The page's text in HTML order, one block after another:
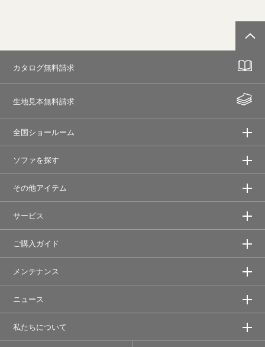
カタログ無料請求
生地見本無料請求
全国ショールーム
ソファを探す
その他アイテム
サービス
ご購入ガイド
メンテナンス
ニュース
私たちについて